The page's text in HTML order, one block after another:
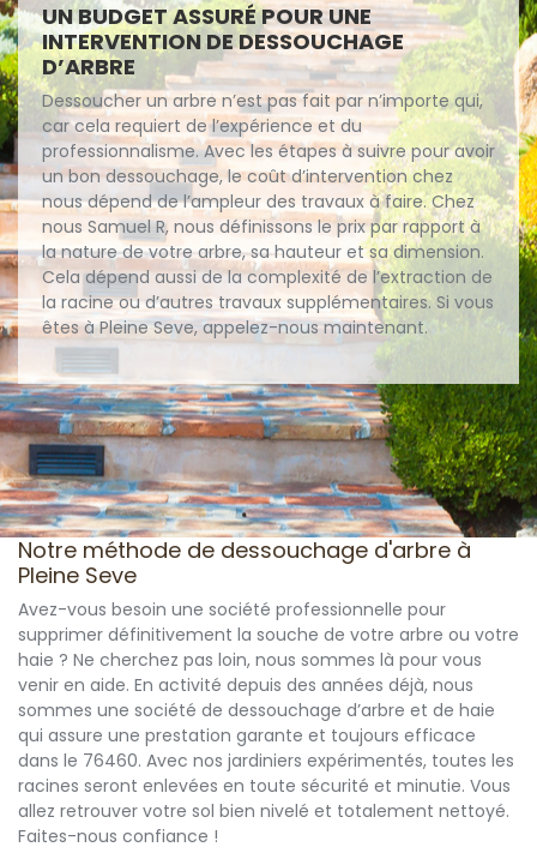
UN BUDGET ASSURÉ POUR UNE
INTERVENTION DE DESSOUCHAGE
D’ARBRE
Dessoucher un arbre n’est pas fait par n’importe qui,
car cela requiert de l’expérience et du
professionnalisme. Avec les étapes à suivre pour avoir
un bon dessouchage, le coût d’intervention chez
nous dépend de l’ampleur des travaux à faire. Chez
nous Samuel R, nous définissons le prix par rapport à
la nature de votre arbre, sa hauteur et sa dimension.
Cela dépend aussi de la complexité de l’extraction de
la racine ou d’autres travaux supplémentaires. Si vous
êtes à Pleine Seve, appelez-nous maintenant.
Notre méthode de dessouchage d'arbre à
Pleine Seve
Avez-vous besoin une société professionnelle pour
supprimer définitivement la souche de votre arbre ou votre
haie ? Ne cherchez pas loin, nous sommes là pour vous
venir en aide. En activité depuis des années déjà, nous
sommes une société de dessouchage d’arbre et de haie
qui assure une prestation garante et toujours efficace
dans le 76460. Avec nos jardiniers expérimentés, toutes les
racines seront enlevées en toute sécurité et minutie. Vous
allez retrouver votre sol bien nivelé et totalement nettoyé.
Faites-nous confiance !